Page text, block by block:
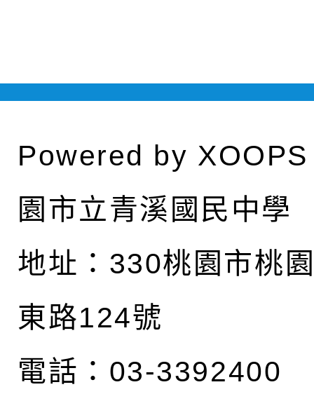
Powered by XOOPS
園市立青溪國民中學
地址： 330桃園市桃
東路124號
電話：03-3392400